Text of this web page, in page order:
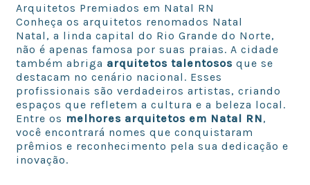
Arquitetos Premiados em Natal RN
Conheça os arquitetos renomados Natal
Natal, a linda capital do Rio Grande do Norte,
não é apenas famosa por suas praias. A cidade
também abriga arquitetos talentosos que se
destacam no cenário nacional. Esses
profissionais são verdadeiros artistas, criando
espaços que refletem a cultura e a beleza local.
Entre os melhores arquitetos em Natal RN,
você encontrará nomes que conquistaram
prêmios e reconhecimento pela sua dedicação e
inovação.